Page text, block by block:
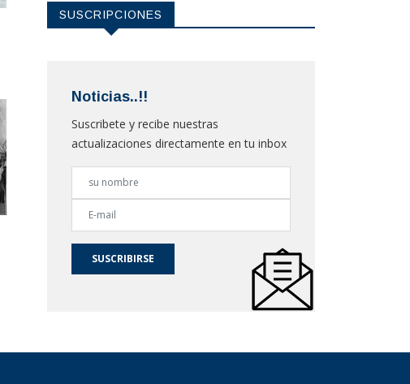
SUSCRIPCIONES
Noticias..!!
Suscribete y recibe nuestras
actualizaciones directamente en tu inbox
SUSCRIBIRSE